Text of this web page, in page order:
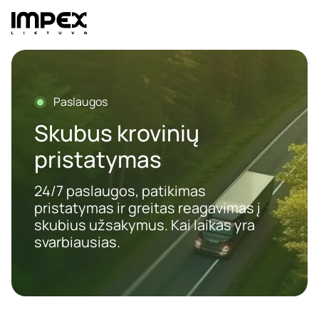
content
Paslaugos
Skubus krovinių
pristatymas
24/7 paslaugos, patikimas
pristatymas ir greitas reagavimas į
skubius užsakymus. Kai laikas yra
svarbiausias.